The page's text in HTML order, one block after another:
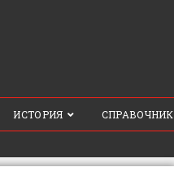
ИСТОРИЯ СПРАВОЧНИК